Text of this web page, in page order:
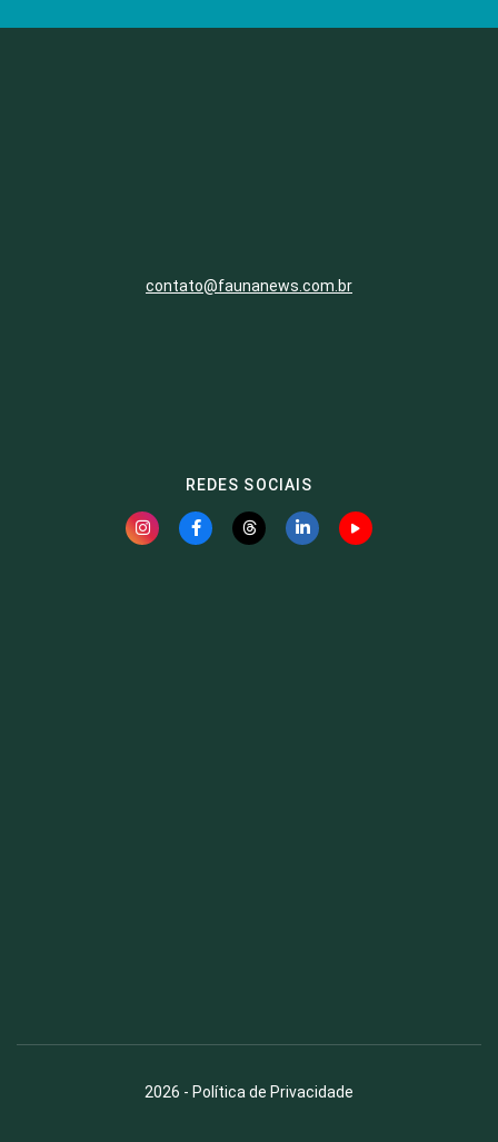
contato@faunanews.com.br
REDES SOCIAIS
2026 - Política de Privacidade